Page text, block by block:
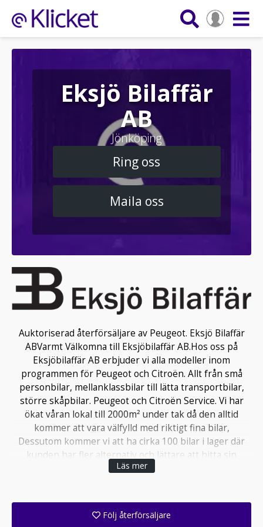
Eksjö Bilaffär
AB
Jönköping
Ring oss
Maila oss
Auktoriserad återförsäljare av Peugeot. Eksjö Bilaffär
ABVarmt Välkomna till Eksjöbilaffär AB.Hos oss på
Eksjöbilaffär AB erbjuder vi alla modeller inom
programmen för Peugeot och Citroën. Allt från små
personbilar, mellanklassbilar till lätta transportbilar,
större skåpbilar. Peugeot och Citroën Service. Vi har
ökat våran lokal till 2000m² under tak då den alltid
kommer att vara välfylld med riktigt fina bilar,
Dessutom kommer vi att ha cirka 100 bilar i lager där
kunden har fler alternativ och lättare att hitta sin
drömbil.Prognosen för 2015 är tillväxt igen för 7:e året i
Bilaffär AB startades Mars 2009.Vi erbjuder finansiering
genom Peugeot Finans och Santander Bank.Vi har
Läs mer
Följ återförsäljare